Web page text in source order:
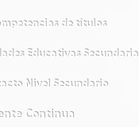
de títulos
Educativas Secundaria
Nivel Secundario
Continua